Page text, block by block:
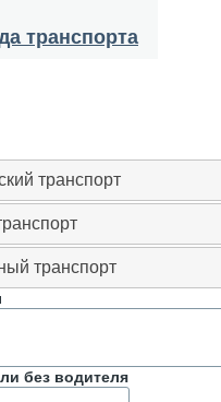
содержанию
транспорта
транспорт
транспорт
без водителя